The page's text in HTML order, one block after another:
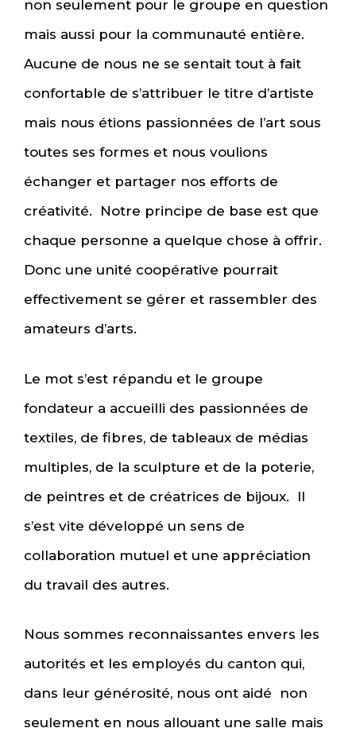
non seulement pour le groupe en question
mais aussi pour la communauté entière.
Aucune de nous ne se sentait tout à fait
confortable de s’attribuer le titre d’artiste
mais nous étions passionnées de l’art sous
toutes ses formes et nous voulions
échanger et partager nos efforts de
créativité. Notre principe de base est que
chaque personne a quelque chose à offrir.
Donc une unité coopérative pourrait
effectivement se gérer et rassembler des
amateurs d’arts.
Le mot s’est répandu et le groupe
fondateur a accueilli des passionnées de
textiles, de fibres, de tableaux de médias
multiples, de la sculpture et de la poterie,
de peintres et de créatrices de bijoux. Il
s’est vite développé un sens de
collaboration mutuel et une appréciation
du travail des autres.
Nous sommes reconnaissantes envers les
autorités et les employés du canton qui,
dans leur générosité, nous ont aidé non
seulement en nous allouant une salle mais